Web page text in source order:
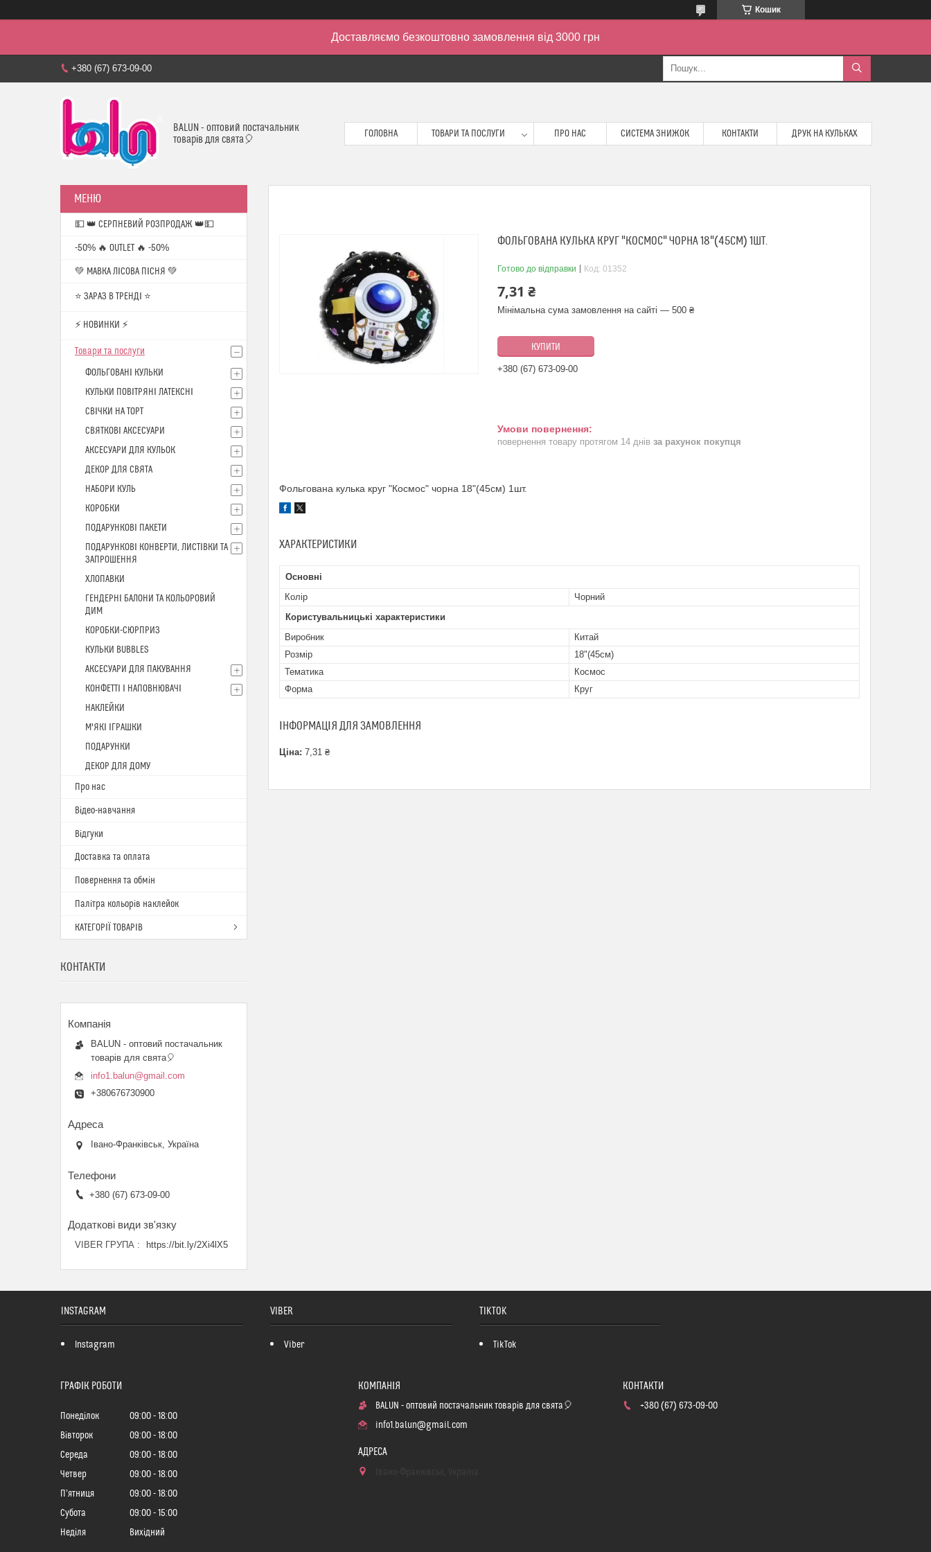
Кошик
Доставляємо безкоштовно замовлення від 3000 грн
+380 (67) 673-09-00
BALUN - оптовий постачальник
товарів для свята🎈
ГОЛОВНА ТОВАРИ ТА ПОСЛУГИ ПРО НАС СИСТЕМА ЗНИЖОК КОНТАКТИ ДРУК НА КУЛЬКАХ
ФОЛЬГОВАНА КУЛЬКА КРУГ "КОСМОС" ЧОРНА 18"(45СМ) 1ШТ.
Готово до відправки Код: 01352
7,31 ₴
Мінімальна сума замовлення на сайті — 500 ₴
КУПИТИ
+380 (67) 673-09-00
повернення товару протягом 14 днів за рахунок покупця
Фольгована кулька круг "Космос" чорна 18"(45см) 1шт.
ХАРАКТЕРИСТИКИ
Основні
Колір
Чорний
Користувальницькі характеристики
Виробник
Китай
Розмір
18"(45см)
Тематика
Космос
Форма
Круг
ІНФОРМАЦІЯ ДЛЯ ЗАМОВЛЕННЯ
Ціна: 7,31 ₴
💵 👑 СЕРПНЕВИЙ РОЗПРОДАЖ 👑💵
-50% 🔥 OUTLET 🔥 -50%
💚 МАВКА ЛІСОВА ПІСНЯ 💚
⭐️ ЗАРАЗ В ТРЕНДІ ⭐️
⚡ НОВИНКИ ⚡
Товари та послуги
ФОЛЬГОВАНІ КУЛЬКИ
КУЛЬКИ ПОВІТРЯНІ ЛАТЕКСНІ
СВІЧКИ НА ТОРТ
СВЯТКОВІ АКСЕСУАРИ
АКСЕСУАРИ ДЛЯ КУЛЬОК
ДЕКОР ДЛЯ СВЯТА
НАБОРИ КУЛЬ
КОРОБКИ
ПОДАРУНКОВІ ПАКЕТИ
ПОДАРУНКОВІ КОНВЕРТИ, ЛИСТІВКИ ТА
ЗАПРОШЕННЯ
ХЛОПАВКИ
ГЕНДЕРНІ БАЛОНИ ТА КОЛЬОРОВИЙ
ДИМ
КОРОБКИ-СЮРПРИЗ
КУЛЬКИ BUBBLES
АКСЕСУАРИ ДЛЯ ПАКУВАННЯ
КОНФЕТТІ І НАПОВНЮВАЧІ
НАКЛЕЙКИ
М'ЯКІ ІГРАШКИ
ПОДАРУНКИ
ДЕКОР ДЛЯ ДОМУ
Про нас
Відео-навчання
Відгуки
Доставка та оплата
Повернення та обмін
Палітра кольорів наклейок
КАТЕГОРІЇ ТОВАРІВ
КОНТАКТИ
BALUN - оптовий постачальник
товарів для свята🎈
info1.balun@gmail.com
+380676730900
Івано-Франківськ, Україна
+380 (67) 673-09-00
VIBER ГРУПА https://bit.ly/2Xi4lX5
INSTAGRAM
Instagram
VIBER
Viber
TIKTOK
TikTok
ГРАФІК РОБОТИ
Понеділок 09:00
18:00
Вівторок
09:00
18:00
Середа
09:00
18:00
Четвер
09:00
18:00
Пʼятниця
09:00
18:00
Субота
09:00
15:00
Неділя
Вихідний
BALUN - оптовий постачальник товарів для свята🎈
info1.balun@gmail.com
+380 (67) 673-09-00